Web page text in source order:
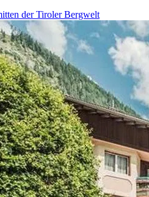
der Tiroler Bergwelt